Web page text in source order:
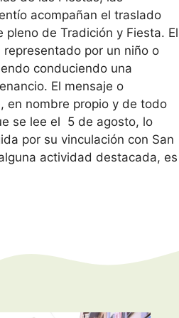
acompañan el traslado
pleno de Tradición y Fiesta. El
por un niño o
conduciendo una
El mensaje o
en nombre propio y de todo
se lee el 5 de agosto, lo
por su vinculación con San
actividad destacada, es